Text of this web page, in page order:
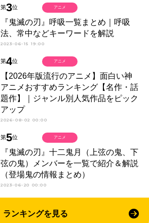
第3位
『鬼滅の刃』呼吸一覧まとめ｜呼吸
法、常中などキーワードを解説
2023-06-15 19:00
アニメ
第4位
【2026年版流行のアニメ】面白い神
アニメおすすめランキング【名作・話
題作】｜ジャンル別人気作品をピック
アップ
2026-08-02 00:00
アニメ
第5位
『鬼滅の刃』十二鬼月（上弦の鬼、下
弦の鬼）メンバーを一覧で紹介＆解説
（登場鬼の情報まとめ）
2023-06-20 00:00
アニメ
ランキングを見る